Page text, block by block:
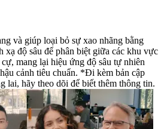
và giúp loại bỏ sự xao nhãng bằng
xạ độ sâu để phân biệt giữa các khu vực
mang lại hiệu ứng độ sâu tự nhiên
cảnh tiêu chuẩn. *Đi kèm bản cập
lai, hãy theo dõi để biết thêm thông tin.